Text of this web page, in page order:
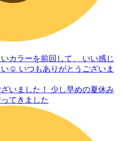
いました！ 少し早めの夏休み
てきました